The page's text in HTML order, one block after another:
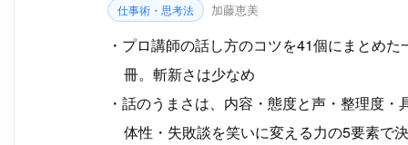
仕事術・思考法 加藤恵美
プロ講師の話し方のコツを41個にまとめた
冊。斬新さは少なめ
話のうまさは、内容・態度と声・整理度・
体性・失敗談を笑いに変える力の5要素で決